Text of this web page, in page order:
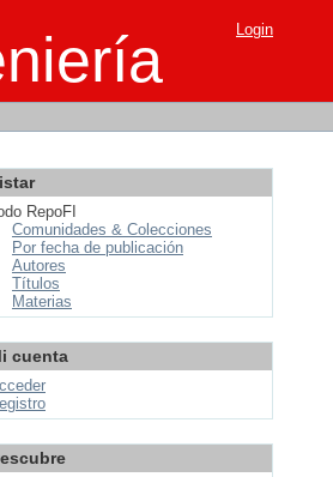
Login
RepoFI
Comunidades & Colecciones
Por fecha de publicación
Autores
Títulos
Materias
cuenta